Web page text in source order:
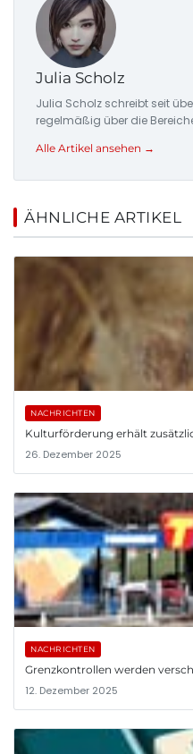
Julia Scholz
Julia Scholz schreibt seit
regelmäßig über die
Alle Artikel ansehen →
ÄHNLICHE ARTIKEL
NACHRICHTEN
Kulturförderung erhält
26. Dezember 2025
NACHRICHTEN
Grenzkontrollen werden
12. Dezember 2025